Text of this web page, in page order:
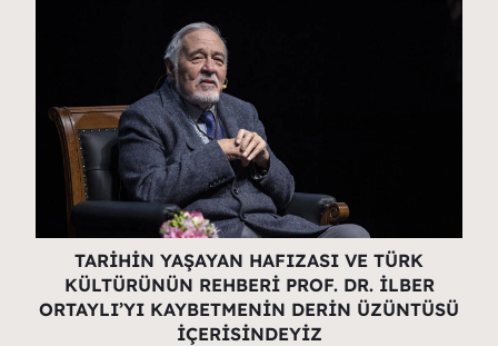
TARİHİN YAŞAYAN HAFIZASI VE TÜRK
KÜLTÜRÜNÜN REHBERİ PROF. DR. İLBER
ORTAYLI’YI KAYBETMENİN DERİN ÜZÜNTÜSÜ
İÇERİSİNDEYİZ